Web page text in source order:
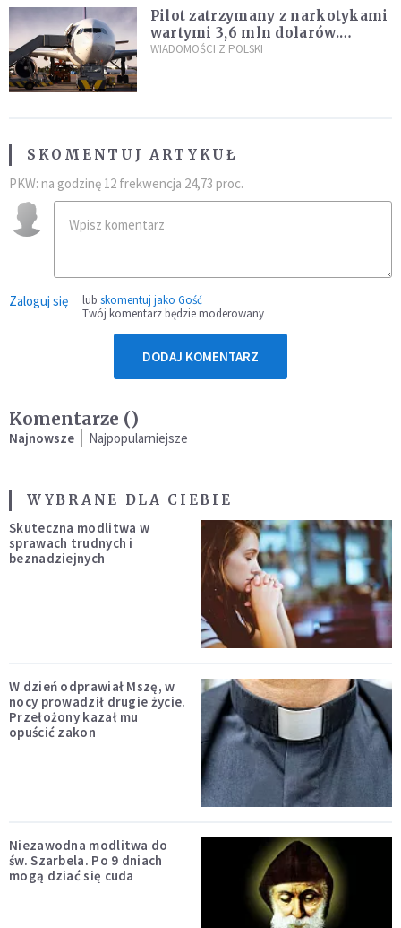
Pilot zatrzymany z narkotykami
wartymi 3,6 mln dolarów.
Śledczy podejrzewają, że latał
WIADOMOŚCI Z POLSKI
SKOMENTUJ ARTYKUŁ
PKW: na godzinę 12 frekwencja 24,73 proc.
Zaloguj się lub skomentuj jako Gość
Twój komentarz będzie moderowany
DODAJ KOMENTARZ
Komentarze ()
Najnowsze Najpopularniejsze
WYBRANE DLA CIEBIE
Skuteczna modlitwa w
sprawach trudnych i
beznadziejnych
W dzień odprawiał Mszę, w
nocy prowadził drugie życie.
Przełożony kazał mu
opuścić zakon
Niezawodna modlitwa do
św. Szarbela. Po 9 dniach
mogą dziać się cuda